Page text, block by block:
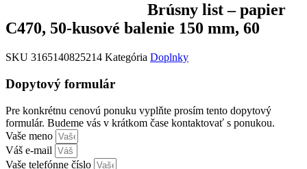
Brúsny list – papier
C470, 50-kusové balenie 150 mm, 60
SKU 3165140825214 Kategória Doplnky
Dopytový formulár
Pre konkrétnu cenovú ponuku vyplňte prosím tento dopytový
formulár. Budeme vás v krátkom čase kontaktovať s ponukou.
Vaše meno
Váš e-mail
Vaše telefónne číslo